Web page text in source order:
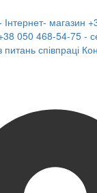
магазин
050 468-54-75 -
співпраці